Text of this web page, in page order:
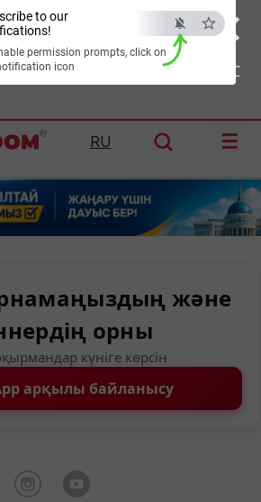
×
ESC
to our
permission prompts, click on
icon
Алматы: Шымкент:38°C
RU ☰
және
орны
күніге көрсін
арқылы байланысу